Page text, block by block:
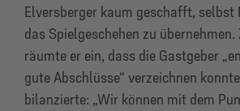
Elversberger kaum geschafft,
das Spielgeschehen zu
räumte er ein, dass die Gastgeber
gute Abschlüsse“ verzeichnen
bilanzierte: „Wir können mit dem